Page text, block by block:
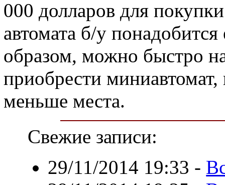
000 долларов для
автомата б/у
образом, можно быстро
приобрести миниавтомат,
меньше места.
Свежие записи:
29/11/2014 19:33 -